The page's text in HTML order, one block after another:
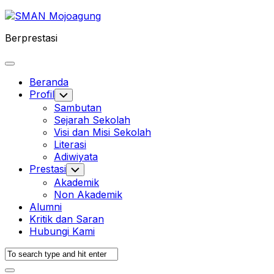
Skip
content
Berprestasi
Expand
Beranda
Profil Toggle
Child
Menu
Sambutan
Sejarah Sekolah
Visi dan Misi Sekolah
Literasi
Adiwiyata
Prestasi Toggle
Child
Menu
Akademik
Non Akademik
Alumni
Kritik dan Saran
Hubungi Kami